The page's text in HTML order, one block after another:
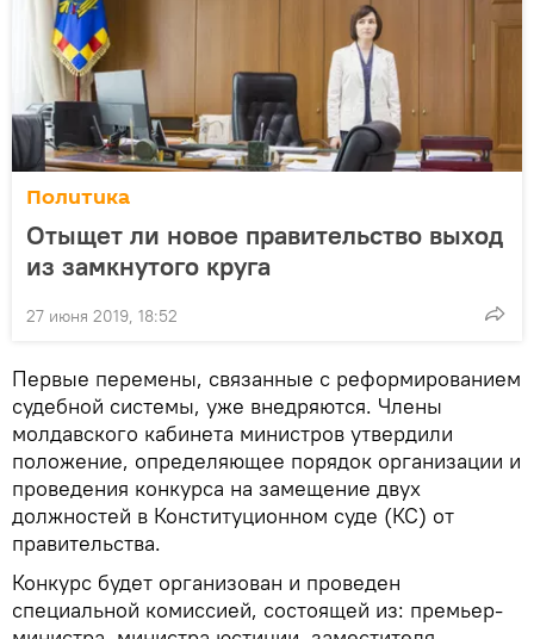
Политика
Отыщет ли новое правительство выход
из замкнутого круга
27 июня 2019, 18:52
Первые перемены, связанные с реформированием
судебной системы, уже внедряются. Члены
молдавского кабинета министров утвердили
положение, определяющее порядок организации и
проведения конкурса на замещение двух
должностей в Конституционном суде (КС) от
правительства.
Конкурс будет организован и проведен
специальной комиссией, состоящей из: премьер-